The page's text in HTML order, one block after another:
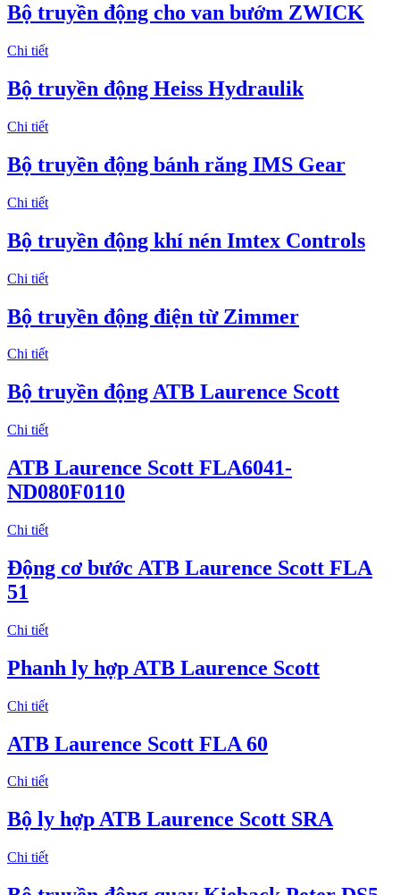
Bộ truyền động cho van bướm ZWICK
Chi tiết
Bộ truyền động Heiss Hydraulik
Chi tiết
Bộ truyền động bánh răng IMS Gear
Chi tiết
Bộ truyền động khí nén Imtex Controls
Chi tiết
Bộ truyền động điện từ Zimmer
Chi tiết
Bộ truyền động ATB Laurence Scott
Chi tiết
ATB Laurence Scott FLA6041-
ND080F0110
Chi tiết
Động cơ bước ATB Laurence Scott FLA
51
Chi tiết
Phanh ly hợp ATB Laurence Scott
Chi tiết
ATB Laurence Scott FLA 60
Chi tiết
Bộ ly hợp ATB Laurence Scott SRA
Chi tiết